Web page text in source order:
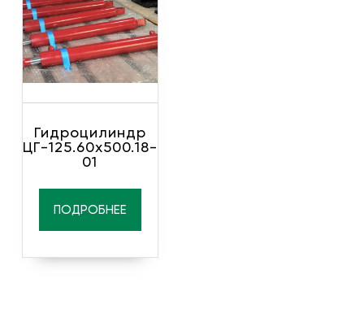
Гидроцилиндр
ЦГ-125.60х500.18-
01
ПОДРОБНЕЕ